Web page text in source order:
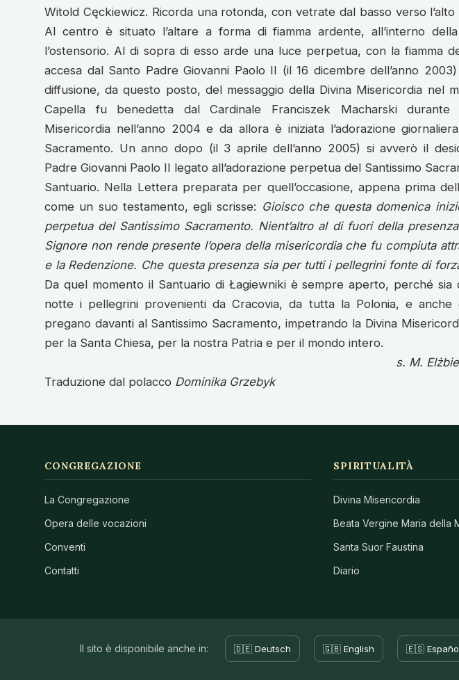
Witold Cęckiewicz. Ricorda una rotonda, con vetrate dal basso verso l’alto
Al centro è situato l’altare a forma di fiamma ardente, all’interno
l’ostensorio. Al di sopra di esso arde una luce perpetua, con la fiamma
accesa dal Santo Padre Giovanni Paolo II (il 16 dicembre dell’anno
diffusione, da questo posto, del messaggio della Divina Misericordia nel
Capella fu benedetta dal Cardinale Franciszek Macharski
Misericordia nell’anno 2004 e da allora è iniziata l’adorazione
Sacramento. Un anno dopo (il 3 aprile dell’anno 2005) si avverò il
Padre Giovanni Paolo II legato all’adorazione perpetua del Santissimo
Santuario. Nella Lettera preparata per quell’occasione, appena prima
come un suo testamento, egli scrisse: Gioisco che questa domenica
perpetua del Santissimo Sacramento. Nient’altro al di fuori della
Signore non rende presente l’opera della misericordia che fu compiuta
e la Redenzione. Che questa presenza sia per tutti i pellegrini fonte di
Da quel momento il Santuario di Łagiewniki è sempre aperto, perché sia
notte i pellegrini provenienti da Cracovia, da tutta la Polonia, e anche
pregano davanti al Santissimo Sacramento, impetrando la Divina
per la Santa Chiesa, per la nostra Patria e per il mondo intero.
s. M.
Traduzione dal polacco Dominika Grzebyk
CONGREGAZIONE
La Congregazione
Opera delle vocazioni
Conventi
Contatti
SPIRITUALITÀ
Divina Misericordia
Beata Vergine Maria della
Santa Suor Faustina
Diario
Il sito è disponibile anche in: 🇩🇪 Deutsch 🇬🇧 English 🇪🇸